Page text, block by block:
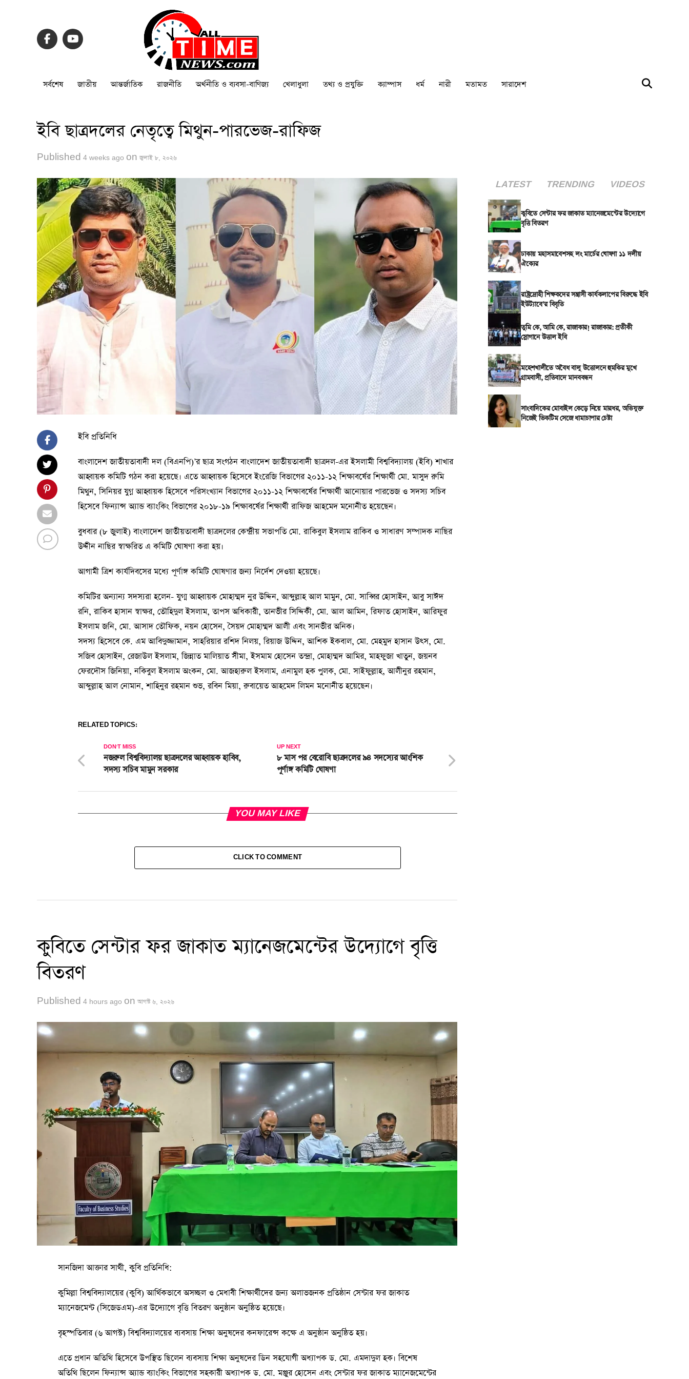
সর্বশেষ জাতীয় আন্তর্জাতিক রাজনীতি অর্থনীতি ও ব্যবসা-বাণিজ্য খেলাধুলা তথ্য ও প্রযুক্তি ক্যাম্পাস ধর্ম নারী মতামত সারাদেশ
ইবি ছাত্রদলের নেতৃত্বে মিথুন-পারভেজ-রাফিজ
Published 4 weeks ago on জুলাই ৮, ২০২৬
ইবি প্রতিনিধি
বাংলাদেশ জাতীয়তাবাদী দল (বিএনপি)’র ছাত্র সংগঠন বাংলাদেশ জাতীয়তাবাদী ছাত্রদল-এর ইসলামী বিশ্ববিদ্যালয় (ইবি) শাখার
আহ্বায়ক কমিটি গঠন করা হয়েছে। এতে আহ্বায়ক হিসেবে ইংরেজি বিভাগের ২০১১-১২ শিক্ষাবর্ষের শিক্ষার্থী মো. মাসুদ রুমি
মিথুন, সিনিয়র যুগ্ন আহ্বায়ক হিসেবে পরিসংখ্যান বিভাগের ২০১১-১২ শিক্ষাবর্ষের শিক্ষার্থী আনোয়ার পারভেজ ও সদস্য সচিব
হিসেবে ফিন্যান্স অ্যান্ড ব্যাংকিং বিভাগের ২০১৮-১৯ শিক্ষাবর্ষের শিক্ষার্থী রাফিজ আহমেদ মনোনীত হয়েছেন।
বুধবার (৮ জুলাই) বাংলাদেশ জাতীয়তাবাদী ছাত্রদলের কেন্দ্রীয় সভাপতি মো. রাকিবুল ইসলাম রাকিব ও সাধারণ সম্পাদক নাছির
উদ্দীন নাছির স্বাক্ষরিত এ কমিটি ঘোষণা করা হয়।
আগামী ত্রিশ কার্যদিবসের মধ্যে পূর্ণাঙ্গ কমিটি ঘোষণার জন্য নির্দেশ দেওয়া হয়েছে।
কমিটির অন্যান্য সদস্যরা হলেন- যুগ্ম আহ্বায়ক মোহাম্মদ নুর উদ্দিন, আব্দুল্লাহ আল মামুন, মো. সাব্বির হোসাইন, আবু সাঈদ
রনি, রাকিব হাসান স্বাক্ষর, তৌহিদুল ইসলাম, তাপস অধিকারী, তানভীর সিদ্দিকী, মো. আল আমিন, রিফাত হোসাইন, আরিফুর
ইসলাম জনি, মো. আসাদ তৌফিক, নয়ন হোসেন, সৈয়দ মোহাম্মদ আলী এবং সানভীর অনিক।
সদস্য হিসেবে কে. এম আবিদুজ্জামান, সাহরিয়ার রশিদ নিলয়, রিয়াজ উদ্দিন, আশিক ইকবাল, মো. মেহমুদ হাসান উৎস, মো.
সজিব হোসাইন, রেজাউল ইসলাম, জিন্নাত মালিয়াত সীমা, ইসমাম হোসেন তন্দ্রা, মোহাম্মদ আমির, মাহফুজা খাতুন, জয়নব
ফেরদৌস জিনিয়া, নকিবুল ইসলাম অংকন, মো. আজহারুল ইসলাম, এনামুল হক পুলক, মো. সাইফুল্লাহ, আলীনুর রহমান,
আব্দুল্লাহ আল নোমান, শাহিনুর রহমান শুভ, রবিন মিয়া, রুবায়েত আহমেদ লিমন মনোনীত হয়েছেন।
RELATED TOPICS:
UP NEXT
৮ মাস পর বেরোবি ছাত্রদলের ৯৪ সদস্যের আংশিক
পূর্ণাঙ্গ কমিটি ঘোষণা
DON'T MISS
নজরুল বিশ্ববিদ্যালয় ছাত্রদলের আহ্বায়ক হাবিব,
সদস্য সচিব মামুন সরকার
YOU MAY LIKE
CLICK TO COMMENT
কুবিতে সেন্টার ফর জাকাত ম্যানেজমেন্টের উদ্যোগে বৃত্তি
বিতরণ
Published 4 hours ago on আগস্ট ৬, ২০২৬
সানজিদা আক্তার সাথী, কুবি প্রতিনিধি:
কুমিল্লা বিশ্ববিদ্যালয়ের (কুবি) আর্থিকভাবে অসচ্ছল ও মেধাবী শিক্ষার্থীদের জন্য অলাভজনক প্রতিষ্ঠান সেন্টার ফর জাকাত
ম্যানেজমেন্ট (সিজেডএম)-এর উদ্যোগে বৃত্তি বিতরণ অনুষ্ঠান অনুষ্ঠিত হয়েছে।
বৃহস্পতিবার (৬ আগস্ট) বিশ্ববিদ্যালয়ের ব্যবসায় শিক্ষা অনুষদের কনফারেন্স কক্ষে এ অনুষ্ঠান অনুষ্ঠিত হয়।
এতে প্রধান অতিথি হিসেবে উপস্থিত ছিলেন ব্যবসায় শিক্ষা অনুষদের ডিন সহযোগী অধ্যাপক ড. মো. এমদাদুল হক। বিশেষ
অতিথি ছিলেন ফিন্যান্স অ্যান্ড ব্যাংকিং বিভাগের সহকারী অধ্যাপক ড. মো. মঞ্জুর হোসেন এবং সেন্টার ফর জাকাত ম্যানেজমেন্টের
LATEST TRENDING VIDEOS
কুবিতে সেন্টার ফর জাকাত ম্যানেজমেন্টের উদ্যোগে
বৃত্তি বিতরণ
ঢাকায় মহাসমাবেশসহ লং মার্চের ঘোষণা ১১ দলীয়
ঐক্যের
রাষ্ট্রদ্রোহী শিক্ষকদের সন্ত্রাসী কার্যকলাপের বিরুদ্ধে ইবি
ইউট্যাবে’র বিবৃতি
তুমি কে, আমি কে, রাজাকার! রাজাকার: প্রতীকী
স্লোগানে উত্তাল ইবি
মহেশখালীতে অবৈধ বালু উত্তোলনে হুমকির মুখে
গ্রামবাসী, প্রতিবাদে মানববন্ধন
সাংবাদিকের মোবাইল কেড়ে নিয়ে মারধর, অভিযুক্ত
নিজেই ভিকটিম সেজে ধামাচাপার চেষ্টা